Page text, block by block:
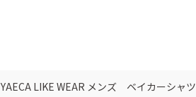
YAECA LIKE WEAR メンズ ベイカーシャツ